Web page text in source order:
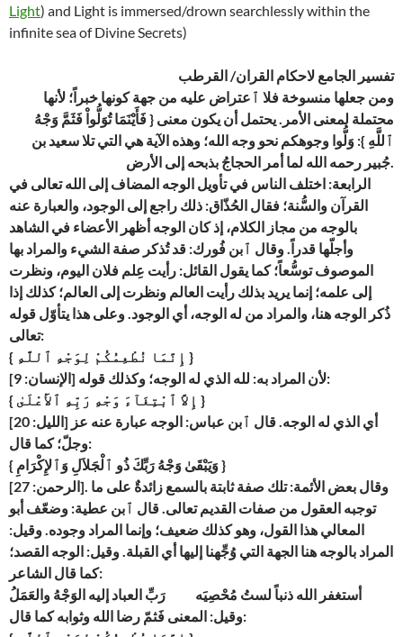
Light) and Light is immersed/drown searchlessly within the
infinite sea of Divine Secrets)
تفسير الجامع لاحكام القران/ القرطب
ومن جعلها منسوخة فلا ٱعتراض عليه من جهة كونها خبراً؛ لأنها
محتملة لمعنى الأمر. يحتمل أن يكون معنى { فَأَيْنَمَا تُوَلُّواْ فَثَمَّ وَجْهُ
ٱللَّهِ }: وَلُّوا وجوهكم نحو وجه الله؛ وهذه الآية هي التي تلا سعيد بن
جُبير رحمه الله لما أمر الحجاجُ بذبحه إلى الأرض.
الرابعة: اختلف الناس في تأويل الوجه المضاف إلى الله تعالى في
القرآن والسُّنة؛ فقال الحُذّاق: ذلك راجع إلى الوجود، والعبارة عنه
بالوجه من مجاز الكلام، إذ كان الوجه أظهر الأعضاء في الشاهد
وأجلّها قدراً. وقال ٱبن فُورك: قد تُذكر صفة الشيء والمراد بها
الموصوف توسُّعاً؛ كما يقول القائل: رأيت عِلم فلان اليوم، ونظرت
إلى علمه؛ إنما يريد بذلك رأيت العالم ونظرت إلى العالم؛ كذلك إذا
ذُكر الوجه هنا، والمراد من له الوجه، أي الوجود. وعلى هذا يتأوّل قوله
تعالى:
{ إِنَّمَا نُطْعِمُكُمْ لِوَجْهِ ٱللَّهِ }
[الإنسان: 9] لأن المراد به: لله الذي له الوجه؛ وكذلك قوله:
{ إِلاَّ ٱبْتِغَآءَ وَجْهِ رَبِّهِ ٱلأَعْلَىٰ }
[الليل: 20] أي الذي له الوجه. قال ٱبن عباس: الوجه عبارة عنه عز
وجلّ؛ كما قال:
{ وَيَبْقَىٰ وَجْهُ رَبِّكَ ذُو ٱلْجَلاَلِ وَٱلإِكْرَامِ }
[الرحمن: 27]. وقال بعض الأئمة: تلك صفة ثابتة بالسمع زائدةٌ على ما
توجبه العقول من صفات القديم تعالى. قال ٱبن عطية: وضعّف أبو
المعالي هذا القول، وهو كذلك ضعيف؛ وإنما المراد وجوده. وقيل:
المراد بالوجه هنا الجهة التي وُجِّهنا إليها أي القبلة. وقيل: الوجه القصد؛
كما قال الشاعر:
أستغفر الله ذنباً لستُ مُحْصِيَه رَبِّ العباد إليه الوَجْهُ والعَمَلُ
وقيل: المعنى فَثمّ رضا الله وثوابه كما قال: